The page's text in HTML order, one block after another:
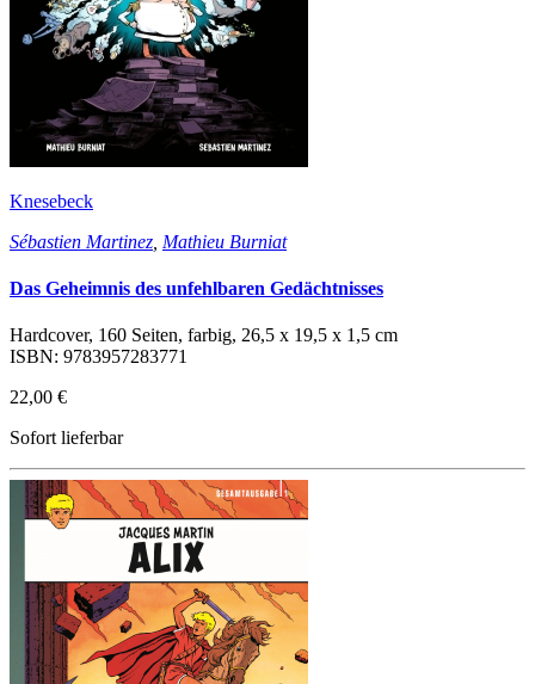
Knesebeck
Sébastien Martinez Mathieu Burniat
Das Geheimnis des unfehlbaren Gedächtnisses
Hardcover, 160 Seiten, farbig, 26,5 x 19,5 x 1,5 cm
ISBN: 9783957283771
22,00 €
Sofort lieferbar